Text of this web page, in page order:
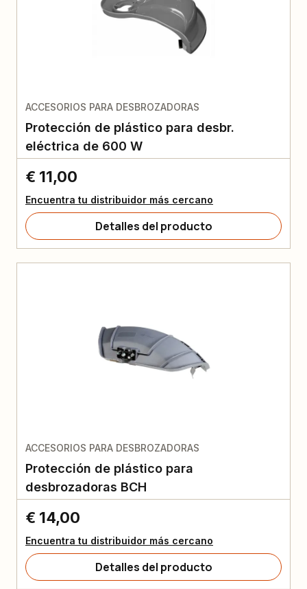
ACCESORIOS PARA DESBROZADORAS
Protección de plástico para desbr.
eléctrica de 600 W
€ 11,00
Encuentra tu distribuidor más cercano
Detalles del producto
ACCESORIOS PARA DESBROZADORAS
Protección de plástico para
desbrozadoras BCH
€ 14,00
Encuentra tu distribuidor más cercano
Detalles del producto